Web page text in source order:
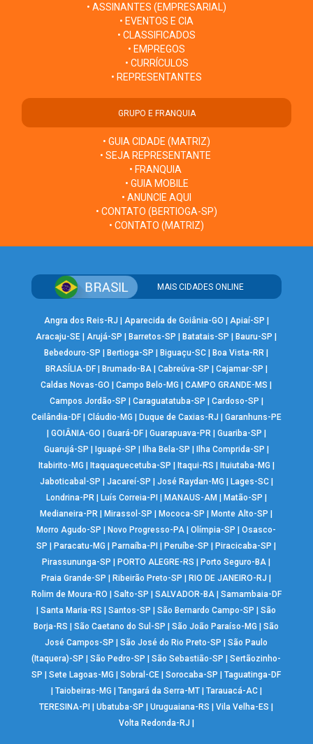
• ASSINANTES (EMPRESARIAL)
• EVENTOS E CIA
• CLASSIFICADOS
• EMPREGOS
• CURRÍCULOS
• REPRESENTANTES
GRUPO E FRANQUIA
• GUIA CIDADE (MATRIZ)
• SEJA REPRESENTANTE
• FRANQUIA
• GUIA MOBILE
• ANUNCIE AQUI
• CONTATO (BERTIOGA-SP)
• CONTATO (MATRIZ)
MAIS CIDADES ONLINE
Angra dos Reis-RJ | Aparecida de Goiânia-GO | Apiaí-SP |
Aracaju-SE | Arujá-SP |Barretos-SP |Batatais-SP |Bauru-SP |
Bebedouro-SP |Bertioga-SP |Biguaçu-SC |Boa Vista-RR |
BRASÍLIA-DF| Brumado-BA| Cabreúva-SP | Cajamar-SP |
Caldas Novas-GO |Campo Belo-MG |CAMPO GRANDE-MS |
Campos Jordão-SP | Caraguatatuba-SP | Cardoso-SP |
Ceilândia-DF| Cláudio-MG | Duque de Caxias-RJ | Garanhuns-PE
| GOIÂNIA-GO | Guará-DF| Guarapuava-PR | Guariba-SP |
Guarujá-SP | Iguapé-SP | Ilha Bela-SP | Ilha Comprida-SP |
Itabirito-MG | Itaquaquecetuba-SP | Itaqui-RS | Ituiutaba-MG |
Jaboticabal-SP | Jacareí-SP | José Raydan-MG | Lages-SC|
Londrina-PR | Luís Correia-PI | MANAUS-AM | Matão-SP |
Medianeira-PR |Mirassol-SP |Mococa-SP |Monte Alto-SP |
Morro Agudo-SP |Novo Progresso-PA |Olímpia-SP |Osasco-
SP |Paracatu-MG |Parnaíba-PI |Peruíbe-SP |Piracicaba-SP |
Pirassununga-SP |PORTO ALEGRE-RS |Porto Seguro-BA |
Praia Grande-SP |Ribeirão Preto-SP |RIO DE JANEIRO-RJ |
Rolim de Moura-RO | Salto-SP | SALVADOR-BA| Samambaia-DF
|Santa Maria-RS |Santos-SP |São Bernardo Campo-SP |São
Borja-RS |São Caetano do Sul-SP |São João Paraíso-MG |São
José Campos-SP |São José do Rio Preto-SP |São Paulo
(Itaquera)-SP |São Pedro-SP |São Sebastião-SP |Sertãozinho-
SP |Sete Lagoas-MG |Sobral-CE |Sorocaba-SP |Taguatinga-DF
| Taiobeiras-MG | Tangará da Serra-MT| Tarauacá-AC|
TERESINA-PI |Ubatuba-SP |Uruguaiana-RS |Vila Velha-ES |
Volta Redonda-RJ |